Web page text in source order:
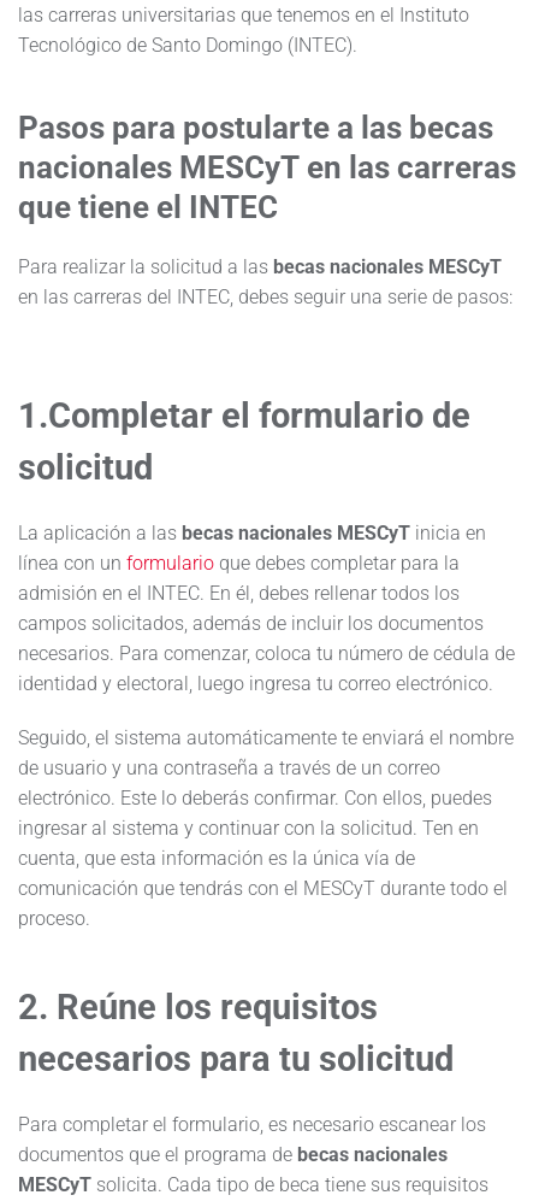
las carreras universitarias que tenemos en el Instituto
Tecnológico de Santo Domingo (INTEC).
Pasos para postularte a las becas
nacionales MESCyT en las carreras
que tiene el INTEC
Para realizar la solicitud a las becas nacionales MESCyT
en las carreras del INTEC, debes seguir una serie de pasos:
1.Completar el formulario de
solicitud
La aplicación a las becas nacionales MESCyT inicia en
línea con un formulario que debes completar para la
admisión en el INTEC. En él, debes rellenar todos los
campos solicitados, además de incluir los documentos
necesarios. Para comenzar, coloca tu número de cédula de
identidad y electoral, luego ingresa tu correo electrónico.
Seguido, el sistema automáticamente te enviará el nombre
de usuario y una contraseña a través de un correo
electrónico. Este lo deberás confirmar. Con ellos, puedes
ingresar al sistema y continuar con la solicitud. Ten en
cuenta, que esta información es la única vía de
comunicación que tendrás con el MESCyT durante todo el
proceso.
2. Reúne los requisitos
necesarios para tu solicitud
Para completar el formulario, es necesario escanear los
documentos que el programa de becas nacionales
MESCyT solicita. Cada tipo de beca tiene sus requisitos